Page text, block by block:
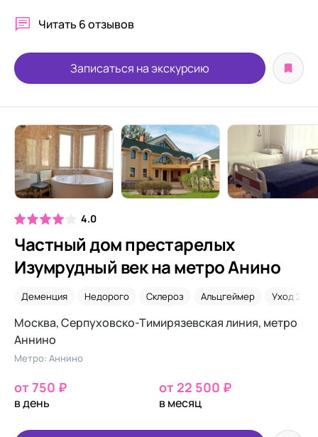
Читать 6 отзывов
Записаться на экскурсию
4.0
Частный дом престарелых
Изумрудный век на метро Анино
Деменция Недорого Склероз Альцгеймер Уход 24/7
Москва, Серпуховско-Тимирязевская линия, метро
Аннино
Метро: Аннино
от 750 ₽
в день
от 22 500 ₽
в месяц